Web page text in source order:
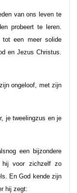
van ons leven te
probeert te leren.
een meer solide
en Jezus Christus.
ongeloof, met zijn
je tweelingzus en je
een bijzondere
hij voor zichzelf zo
En God kende zijn
hij zegt: